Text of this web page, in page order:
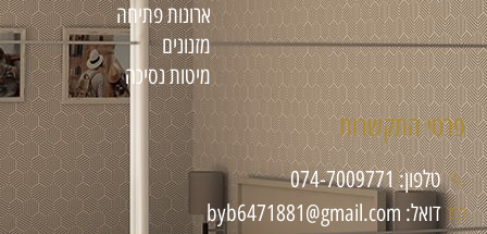
ארונות פתיחה
מזנונים
מיטות נסיכה
פרטי התקשרות
טלפון: 074-7009771
דואל: byb6471881@gmail.com